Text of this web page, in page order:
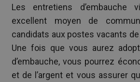
Les entretiens d’embauche
excellent moyen de
candidats aux postes vacants
Une fois que vous aurez
d’embauche, vous pourrez
et de l’argent et vous assurer